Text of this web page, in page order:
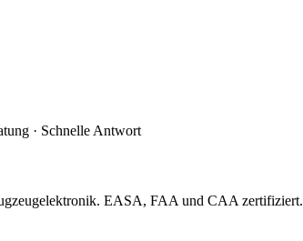
· Schnelle Antwort
EASA, FAA und CAA zertifiziert.